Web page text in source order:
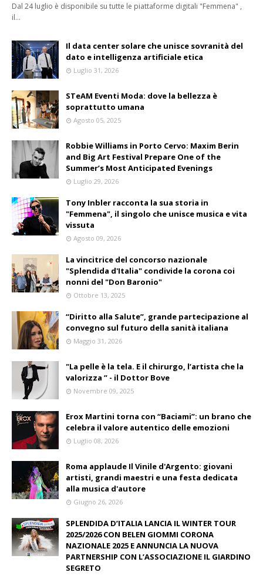
Dal 24 luglio è disponibile su tutte le piattaforme digitali "Femmena" ,
il…
Il data center solare che unisce sovranità del
dato e intelligenza artificiale etica
Luglio 31, 2026
STeAM Eventi Moda: dove la bellezza è
soprattutto umana
Agosto 05, 2025
Robbie Williams in Porto Cervo: Maxim Berin
and Big Art Festival Prepare One of the
Summer’s Most Anticipated Evenings
Luglio 29, 2026
Tony Inbler racconta la sua storia in
"Femmena", il singolo che unisce musica e vita
vissuta
Agosto 09, 2026
La vincitrice del concorso nazionale
"Splendida d'Italia" condivide la corona coi
nonni del "Don Baronio"
Ottobre 13, 2025
“Diritto alla Salute”, grande partecipazione al
convegno sul futuro della sanità italiana
Maggio 31, 2026
"La pelle è la tela. E il chirurgo, l’artista che la
valorizza ” - il Dottor Bove
Novembre 09, 2025
Erox Martini torna con “Baciami”: un brano che
celebra il valore autentico delle emozioni
Luglio 08, 2026
Roma applaude Il Vinile d'Argento: giovani
artisti, grandi maestri e una festa dedicata
alla musica d'autore
Giugno 26, 2026
SPLENDIDA D’ITALIA LANCIA IL WINTER TOUR
2025/2026 CON BELEN GIOMMI CORONA
NAZIONALE 2025 E ANNUNCIA LA NUOVA
PARTNERSHIP CON L’ASSOCIAZIONE IL GIARDINO
SEGRETO